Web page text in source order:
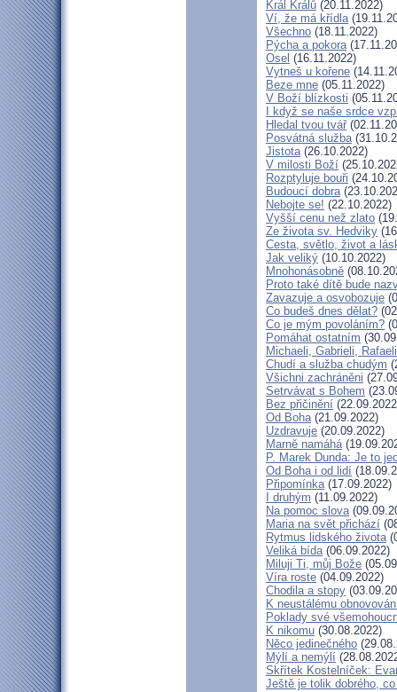
Král Králů (20.11.2022)
Ví, že má křídla
Všechno (18.11.2022)
Pýcha a pokora
Osel (16.11.2022)
Vytneš u kořene
Beze mne (05.11.2022)
V Boží blízkosti
I když se naše srdce
Hledal tvou tvář
Posvátná služba
Jistota(26.10.2022)
V milosti Boží
Rozptyluje bouři
Budoucí dobra
Nebojte se! (22.10.2022)
Vyšší cenu než zlato
Ze života sv. Hedviky
Cesta, světlo, život a
Jak veliký (10.10.2022)
Mnohonásobně
Proto také dítě bude
Zavazuje a osvobozuje
Co budeš dnes dělat?
Co je mým povoláním?
Pomáhat ostatním
Michaeli, Gabrieli, Rafaeli
Chudí a služba chudým
Všichni zachráněni
Setrvávat s Bohem
Bez přičinění
Od Boha(21.09.2022)
Uzdravuje (20.09.2022)
Marně namáhá
P. Marek Dunda: Je to
Od Boha i od lidí
Připomínka(17.09.2022)
I druhým (11.09.2022)
Na pomoc slova
Maria na svět přichází
Rytmus lidského života
Veliká bída(06.09.2022)
Miluji Ti, můj Bože
Víra roste (04.09.2022)
Chodila a stopy
K neustálému
Poklady své
K nikomu (30.08.2022)
Něco jedinečného
Mýlí a nemýlí
Skřítek Kostelníček:
Ještě je tolik dobrého,